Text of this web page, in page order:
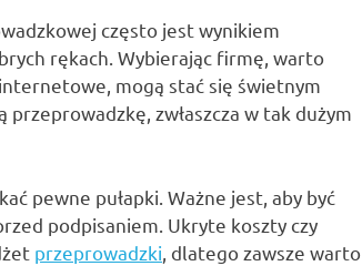
często jest wynikiem
rękach. Wybierając firmę, warto
mogą stać się świetnym
zwłaszcza w tak dużym
pewne pułapki. Ważne jest, aby być
podpisaniem. Ukryte koszty czy
przeprowadzki , dlatego zawsze warto